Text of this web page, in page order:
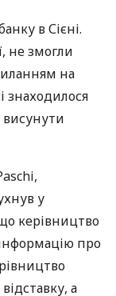
в Сієні.
не змогли
на
знаходилося
у
керівництво
про
а